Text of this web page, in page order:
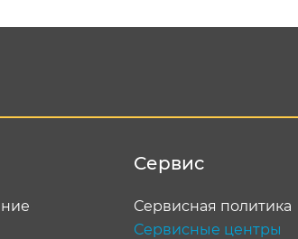
Сервис
Сервисная политика
Сервисные центры